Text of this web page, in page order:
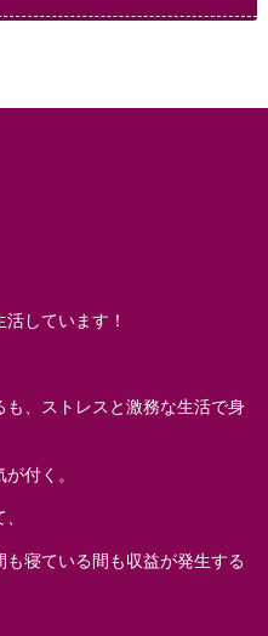
しています！
、ストレスと激務な生活で身
付く。
寝ている間も収益が発生する